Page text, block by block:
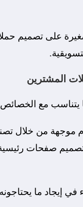
على تصميم
مع الخصائص
موجهة من خلال
صفحات
إيجاد ما يحتاجونه